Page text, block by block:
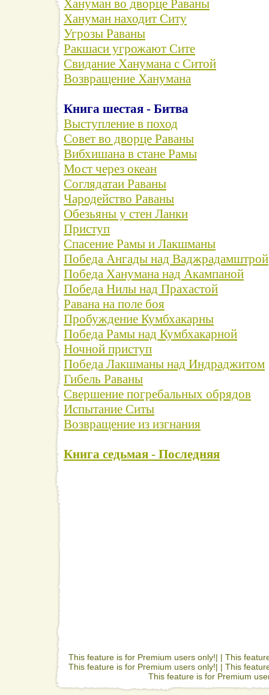
Хануман во дворце Раваны
Хануман находит Ситу
Угрозы Раваны
Ракшаси угрожают Сите
Свидание Ханумана с Ситой
Возвращение Ханумана
Книга шестая - Битва
Выступление в поход
Совет во дворце Раваны
Вибхишана в стане Рамы
Мост через океан
Соглядатаи Раваны
Чародейство Раваны
Обезьяны у стен Ланки
Приступ
Спасение Рамы и Лакшманы
Победа Ангады над Ваджрадамштрой
Победа Ханумана над Акампаной
Победа Нилы над Прахастой
Равана на поле боя
Пробуждение Кумбхакарны
Победа Рамы над Кумбхакарной
Ночной приступ
Победа Лакшманы над Индраджитом
Гибель Раваны
Свершение погребальных обрядов
Испытание Ситы
Возвращение из изгнания
Книга седьмая - Последняя
This feature is for Premium users only!| | This
This feature is for Premium users only!| | This
This feature is for Premium